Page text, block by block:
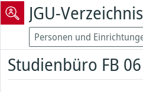
JGU-Verzeichnis
Studienbüro FB 06